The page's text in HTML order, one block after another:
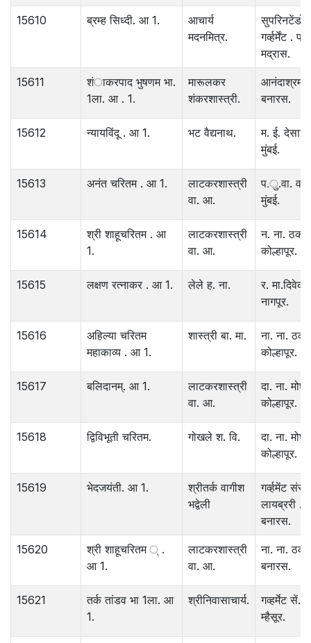
15610 ब्रम्ह सिध्दी. आ 1.
आचार्य
मदनमित्र.
सुपरिनटेंडोर
गर्व्हर्मेंट . प्र.
मद्रास.
15611
शंाकरपाद भुषणम भा.
1ला. आ . 1.
मारूलकर
शंकरशास्त्री.
आनंदाश्रम
बनारस.
15612 न्यायविंदू . आ 1. भट वैद्यनाथ.
म. ई. देसाई .
मुंबई.
15613 अनंत चरितम . आ 1.
लाटकरशास्त्री
वा. आ.
प.ु.वा.
मुंबई.
15614
श्री शाहूचरितम . आ
1.
लाटकरशास्त्री
वा. आ.
न. ना.
कोल्हापूर.
15615 लक्षण रत्नाकर . आ 1. लेले ह. ना.
र.
नागपूर.
15616
अहिल्या चरितम
महाकाव्य . आ 1.
शास्त्री बा. मा.
ना. ना.
कोल्हापूर.
15617 बलिदानम्. आ 1.
लाटकरशास्त्री
वा. आ.
दा. ना. मोघे .
कोल्हापूर.
15618 द्विविभूती चरितम. गोखले श. वि.
दा. ना. मोघे.
कोल्हापूर.
15619 भेदजयंती. आ 1.
श्रीतर्क वागीश
भद्वेली
गर्व्हमेंट
लायब्ररी .
बनारस.
15620
श्री शाहूचरितम ् .
आ 1.
लाटकरशास्त्री
वा. आ.
ना. ना.
बनारस.
15621
तर्क तांडव भा 1ला. आ
1.
श्रीनिवासाचार्य.
गव्हर्मेट सें.
म्हैसूर.